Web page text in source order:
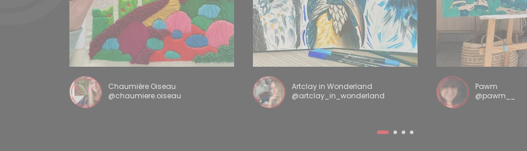
Chaumière Oiseau
@chaumiere.oiseau
Artclay in Wonderland
@artclay_in_wonderland
Pawm
@pawm__